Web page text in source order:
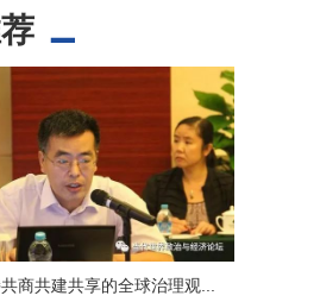
商共建共享的全球治理观...